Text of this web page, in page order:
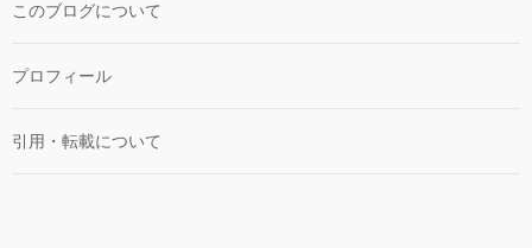
このブログについて
プロフィール
引用・転載について